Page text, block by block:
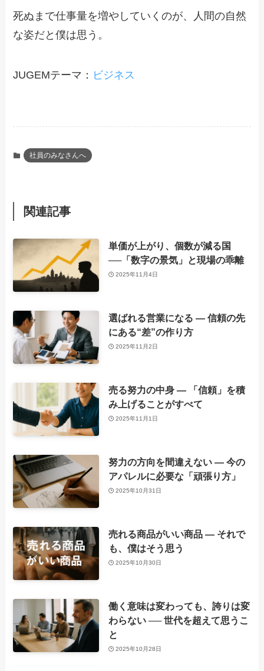
死ぬまで仕事量を増やしていくのが、人間の自然
な姿だと僕は思う。
JUGEMテーマ： ビジネス
社員のみなさんへ
関連記事
単価が上がり、個数が減る国
──「数字の景気」と現場の乖離
2025年11月4日
選ばれる営業になる ― 信頼の先
にある“差”の作り方
2025年11月2日
売る努力の中身 ― 「信頼」を積
み上げることがすべて
2025年11月1日
努力の方向を間違えない ― 今の
アパレルに必要な「頑張り方」
2025年10月31日
売れる商品がいい商品 ― それで
も、僕はそう思う
2025年10月30日
働く意味は変わっても、誇りは変
わらない ── 世代を超えて思うこ
と
2025年10月28日